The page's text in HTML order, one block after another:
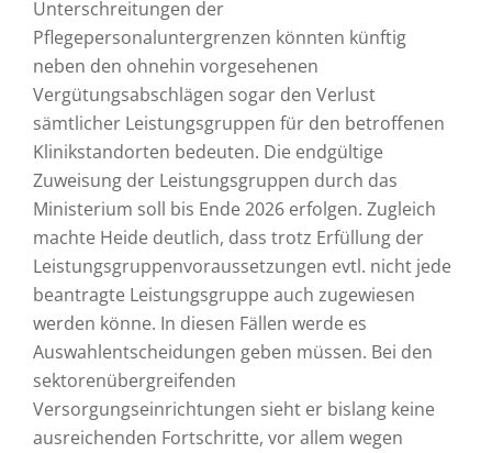
Unterschreitungen der
Pflegepersonaluntergrenzen könnten künftig
neben den ohnehin vorgesehenen
Vergütungsabschlägen sogar den Verlust
sämtlicher Leistungsgruppen für den betroffenen
Klinikstandorten bedeuten. Die endgültige
Zuweisung der Leistungsgruppen durch das
Ministerium soll bis Ende 2026 erfolgen. Zugleich
machte Heide deutlich, dass trotz Erfüllung der
Leistungsgruppenvoraussetzungen evtl. nicht jede
beantragte Leistungsgruppe auch zugewiesen
werden könne. In diesen Fällen werde es
Auswahlentscheidungen geben müssen. Bei den
sektorenübergreifenden
Versorgungseinrichtungen sieht er bislang keine
ausreichenden Fortschritte, vor allem wegen